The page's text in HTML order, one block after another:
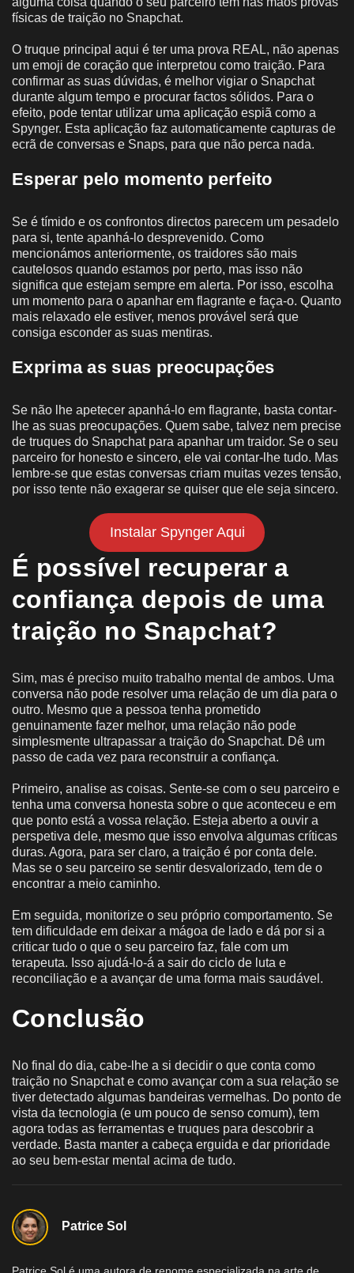
físicas de traição no Snapchat.
O truque principal aqui é ter uma prova REAL, não apenas
um emoji de coração que interpretou como traição. Para
confirmar as suas dúvidas, é melhor vigiar o Snapchat
durante algum tempo e procurar factos sólidos. Para o
efeito, pode tentar utilizar uma aplicação espiã como a
Spynger. Esta aplicação faz automaticamente capturas de
ecrã de conversas e Snaps, para que não perca nada.
Esperar pelo momento perfeito
Se é tímido e os confrontos directos parecem um pesadelo
para si, tente apanhá-lo desprevenido. Como
mencionámos anteriormente, os traidores são mais
cautelosos quando estamos por perto, mas isso não
significa que estejam sempre em alerta. Por isso, escolha
um momento para o apanhar em flagrante e faça-o. Quanto
mais relaxado ele estiver, menos provável será que
consiga esconder as suas mentiras.
Exprima as suas preocupações
Se não lhe apetecer apanhá-lo em flagrante, basta contar-
lhe as suas preocupações. Quem sabe, talvez nem precise
de truques do Snapchat para apanhar um traidor. Se o seu
parceiro for honesto e sincero, ele vai contar-lhe tudo. Mas
lembre-se que estas conversas criam muitas vezes tensão,
por isso tente não exagerar se quiser que ele seja sincero.
Instalar Spynger Aqui
É possível recuperar a
confiança depois de uma
traição no Snapchat?
Sim, mas é preciso muito trabalho mental de ambos. Uma
conversa não pode resolver uma relação de um dia para o
outro. Mesmo que a pessoa tenha prometido
genuinamente fazer melhor, uma relação não pode
simplesmente ultrapassar a traição do Snapchat. Dê um
passo de cada vez para reconstruir a confiança.
Primeiro, analise as coisas. Sente-se com o seu parceiro e
tenha uma conversa honesta sobre o que aconteceu e em
que ponto está a vossa relação. Esteja aberto a ouvir a
perspetiva dele, mesmo que isso envolva algumas críticas
duras. Agora, para ser claro, a traição é por conta dele.
Mas se o seu parceiro se sentir desvalorizado, tem de o
encontrar a meio caminho.
Em seguida, monitorize o seu próprio comportamento. Se
tem dificuldade em deixar a mágoa de lado e dá por si a
criticar tudo o que o seu parceiro faz, fale com um
terapeuta. Isso ajudá-lo-á a sair do ciclo de luta e
reconciliação e a avançar de uma forma mais saudável.
Conclusão
No final do dia, cabe-lhe a si decidir o que conta como
traição no Snapchat e como avançar com a sua relação se
tiver detectado algumas bandeiras vermelhas. Do ponto de
vista da tecnologia (e um pouco de senso comum), tem
agora todas as ferramentas e truques para descobrir a
verdade. Basta manter a cabeça erguida e dar prioridade
ao seu bem-estar mental acima de tudo.
Patrice Sol
Patrice Sol é uma autora de renome especializada na arte de